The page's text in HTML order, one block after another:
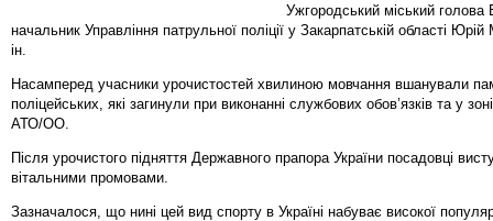
Ужгородський міський голова
начальник Управління патрульної поліції у Закарпатській області
ін.
Насамперед учасники урочистостей хвилиною мовчання вшанували
поліцейських, які загинули при виконанні службових обов’язків та у
АТО/ОО.
Після урочистого підняття Державного прапора України посадовці
вітальними промовами.
Зазначалося, що нині цей вид спорту в Україні набуває високої